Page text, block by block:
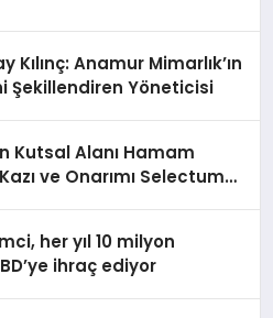
Kılınç: Anamur Mimarlık’ın
Şekillendiren Yöneticisi
Kutsal Alanı Hamam
Kazı ve Onarımı Selectum
her yıl 10 milyon
ihraç ediyor